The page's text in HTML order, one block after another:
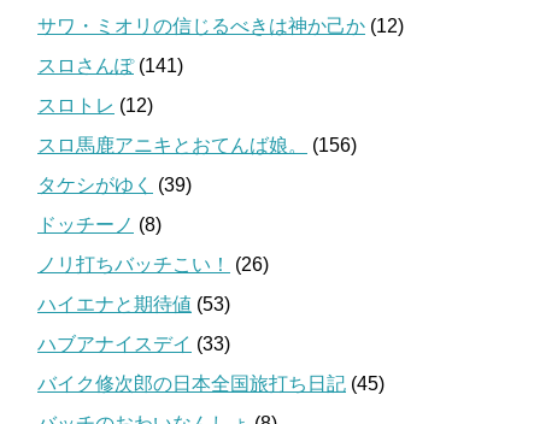
サワ・ミオリの信じるべきは神か己か (12)
スロさんぽ(141)
スロトレ (12)
スロ馬鹿アニキとおてんば娘。
(156)
タケシがゆく
(39)
ドッチーノ (8)
ノリ打ちバッチこい！
(26)
ハイエナと期待値 (53)
ハブアナイスデイ (33)
バイク修次郎の日本全国旅打ち日記 (45)